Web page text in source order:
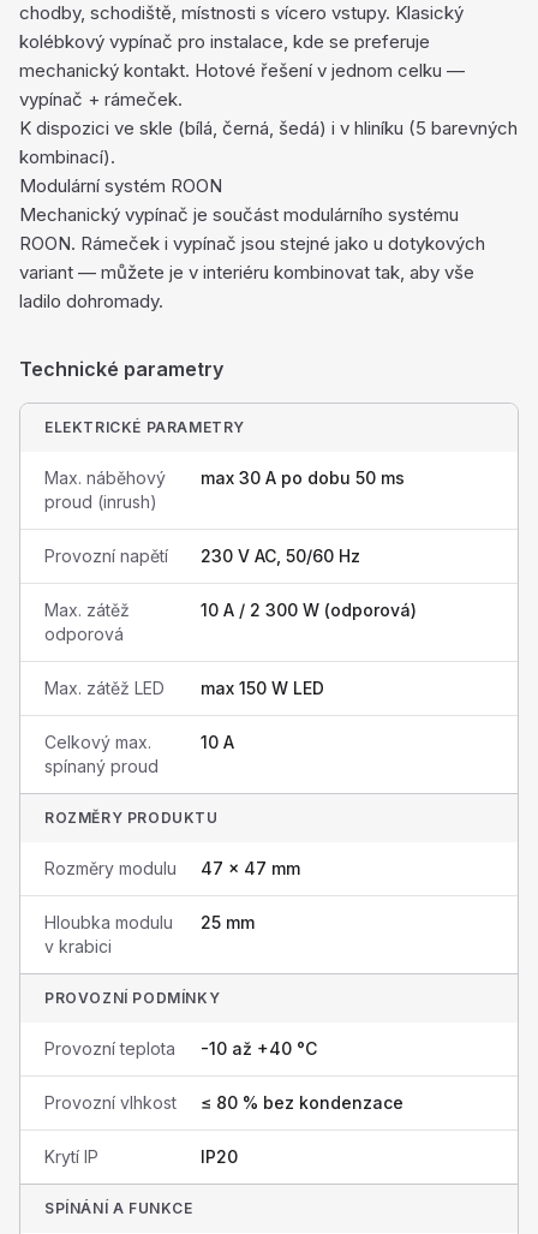
chodby, schodiště, místnosti s vícero vstupy. Klasický
kolébkový vypínač pro instalace, kde se preferuje
mechanický kontakt. Hotové řešení v jednom celku —
vypínač + rámeček.
K dispozici ve skle (bílá, černá, šedá) i v hliníku (5 barevných
kombinací).
Modulární systém ROON
Mechanický vypínač je součást modulárního systému
ROON. Rámeček i vypínač jsou stejné jako u dotykových
variant — můžete je v interiéru kombinovat tak, aby vše
ladilo dohromady.
Technické parametry
ELEKTRICKÉ PARAMETRY
Max. náběhový
proud (inrush)
max 30 A po dobu 50 ms
Provozní napětí 230 V AC, 50/60 Hz
Max. zátěž
odporová
10 A / 2 300 W (odporová)
Max. zátěž LED max 150 W LED
Celkový max.
spínaný proud
10 A
ROZMĚRY PRODUKTU
Rozměry modulu 47 × 47 mm
Hloubka modulu
v krabici
25 mm
PROVOZNÍ PODMÍNKY
Provozní teplota -10 až +40 °C
Provozní vlhkost ≤ 80 % bez kondenzace
Krytí IP IP20
SPÍNÁNÍ A FUNKCE